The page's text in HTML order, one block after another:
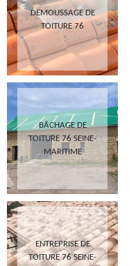
DEMOUSSAGE DE
TOITURE 76
BÂCHAGE DE
TOITURE 76 SEINE-
MARITIME
ENTREPRISE DE
TOITURE 76 SEINE-